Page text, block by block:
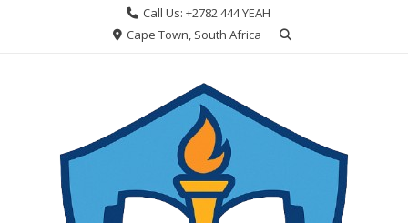
Call Us: +2782 444 YEAH
Cape Town, South Africa